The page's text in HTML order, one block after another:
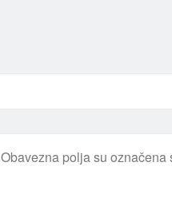
Obavezna polja su označena